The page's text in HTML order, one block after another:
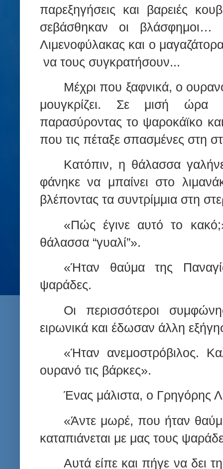
παρεξηγήσεις και βαρειές
σεβάσθηκαν οι
Λιμενοφύλακας και ο
να τους συγκρατήσουν...
Μέχρι που ξαφνικά, ο
μουγκρίζει. Σε μισή
παρασύροντας το ψαροκάϊκο
που τις πέταξε σπασμένες στη
Κατόπιν, η θάλασσα
φάνηκε να μπαίνει στο
βλέποντας τα συντρίμμια στη
«Πώς έγινε αυτό το
θάλασσα “γυαλί”».
«Ήταν θαύμα της
ψαράδες.
Οι περισσότεροι
ειρωνικά και έδωσαν άλλη
«Ήταν ανεμοστρόβιλος.
ουρανό τις βάρκες».
Ένας μάλιστα, ο Γρηγόρης
«Άντε μωρέ, που ήταν
καταπιάνεται με μας τους
Αυτά είπε και πήγε να δει